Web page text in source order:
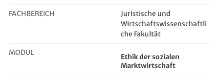
FACHBEREICH
Juristische und
Wirtschaftswissenschaftli
che Fakultät
MODUL
Ethik der sozialen
Marktwirtschaft